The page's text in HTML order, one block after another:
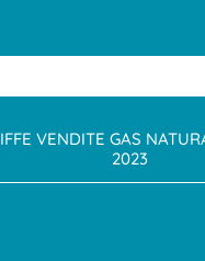
VENDITE GAS
2023